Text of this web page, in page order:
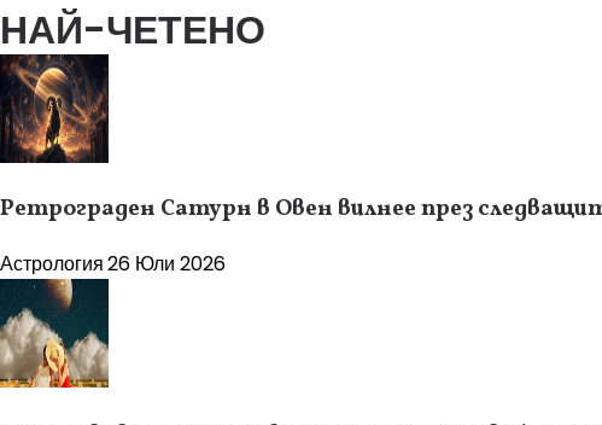
НАЙ-ЧЕТЕНО
Ретрограден Сатурн в Овен вилнее през
Астрология26 Юли 2026